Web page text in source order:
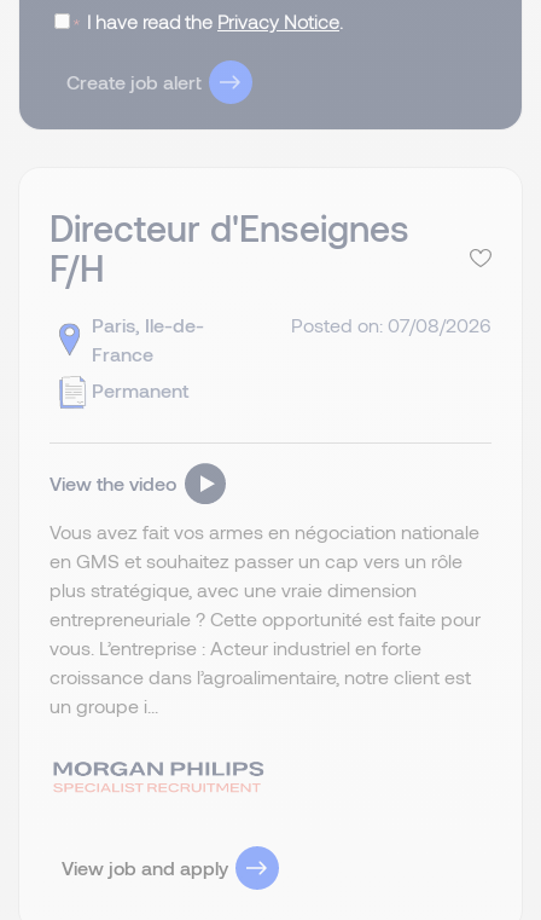
I have read the Privacy Notice.
Create job alert
Directeur d'Enseignes
F/H
Paris, Ile-de-
France
Permanent
Posted on: 07/08/2026
View the video
Vous avez fait vos armes en négociation nationale
en GMS et souhaitez passer un cap vers un rôle
plus stratégique, avec une vraie dimension
entrepreneuriale ? Cette opportunité est faite pour
vous. L’entreprise : Acteur industriel en forte
croissance dans l’agroalimentaire, notre client est
un groupe i...
View job and apply